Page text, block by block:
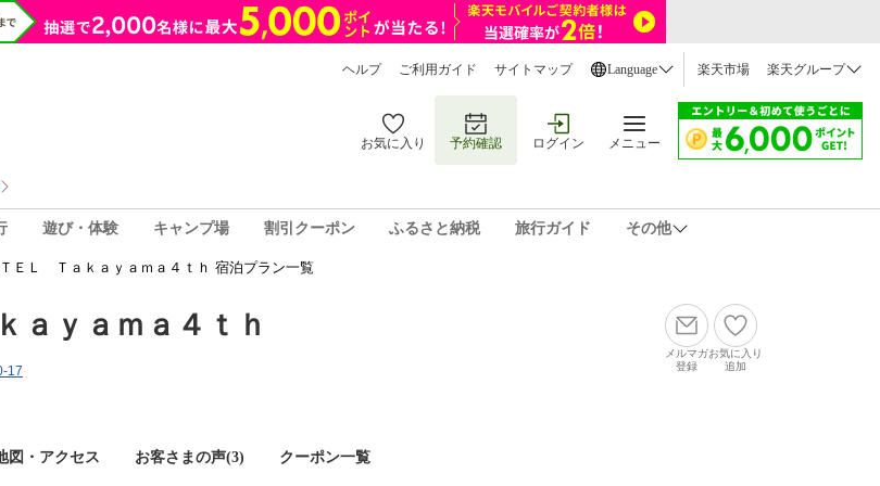
ヘルプ ご利用ガイド サイトマップ Language 楽天市場 楽天グループ
お気に入り 予約確認 ログイン メニュー
遊び・体験 キャンプ場 割引クーポン ふるさと納税 旅行ガイド その他
ＥＬ Ｔａｋａｙａｍａ４ｔｈ 宿泊プラン一覧
ｙａｍａ４ｔｈ
17
メルマガ
登録
お気に入り
追加
図・アクセス お客さまの声(3) クーポン一覧